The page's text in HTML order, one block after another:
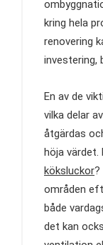
kring hela
renovering
investering,
En av de
vilka delar
åtgärdas
höja värdet.
köksluckor?
områden
både
det kan